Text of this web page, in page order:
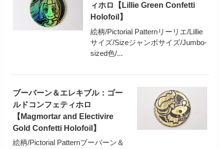
ィホロ【Lillie Green Confetti
Holofoil】
絵柄/Pictorial Patternリーリエ/Lillie
サイズ/Sizeジャンボサイズ/Jumbo-
sized色/...
ブーバーン＆エレキブル：ゴー
ルドコンフェティホロ
【Magmortar and Electivire
Gold Confetti Holofoil】
絵柄/Pictorial Patternブーバーン＆